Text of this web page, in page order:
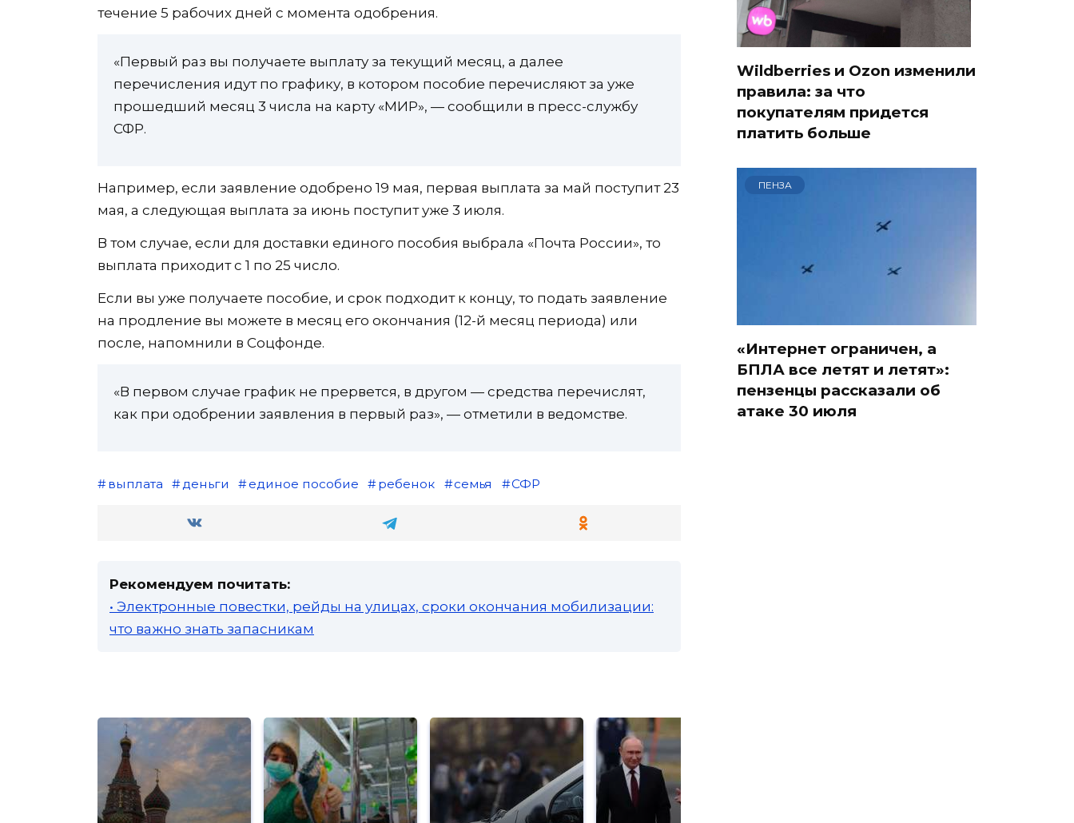
течение 5 рабочих дней с момента одобрения.
«Первый раз вы получаете выплату за текущий месяц, а далее
перечисления идут по графику, в котором пособие перечисляют за уже
прошедший месяц 3 числа на карту «МИР», — сообщили в пресс-службу
СФР.
Например, если заявление одобрено 19 мая, первая выплата за май поступит 23
мая, а следующая выплата за июнь поступит уже 3 июля.
В том случае, если для доставки единого пособия выбрала «Почта России», то
выплата приходит с 1 по 25 число.
Если вы уже получаете пособие, и срок подходит к концу, то подать заявление
на продление вы можете в месяц его окончания (12-й месяц периода) или
после, напомнили в Соцфонде.
«В первом случае график не прервется, в другом — средства перечислят,
как при одобрении заявления в первый раз», — отметили в ведомстве.
выплата деньги единое пособие ребенок семья СФР
Рекомендуем почитать:
• Электронные повестки, рейды на улицах, сроки окончания мобилизации:
что важно знать запасникам
Wildberries и Ozon изменили
правила: за что
покупателям придется
платить больше
ПЕНЗА
«Интернет ограничен, а
БПЛА все летят и летят»:
пензенцы рассказали об
атаке 30 июля